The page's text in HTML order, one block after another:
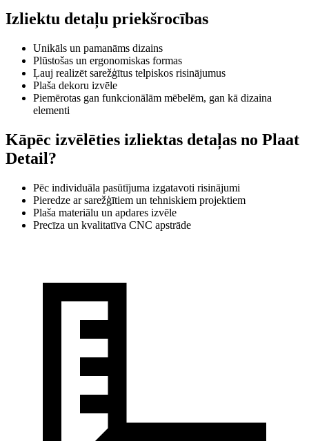
Izliektu detaļu priekšrocības
Unikāls un pamanāms dizains
Plūstošas un ergonomiskas formas
Ļauj realizēt sarežģītus telpiskos risinājumus
Plaša dekoru izvēle
Piemērotas gan funkcionālām mēbelēm, gan kā dizaina
elementi
Kāpēc izvēlēties izliektas detaļas no Plaat
Detail?
Pēc individuāla pasūtījuma izgatavoti risinājumi
Pieredze ar sarežģītiem un tehniskiem projektiem
Plaša materiālu un apdares izvēle
Precīza un kvalitatīva CNC apstrāde